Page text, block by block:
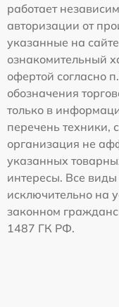
работает
авторизации от
указанные на
ознакомительный
офертой согласно
обозначения
только в
перечень техники,
организация не
указанных
интересы. Все
исключительно на
законном
1487 ГК РФ.